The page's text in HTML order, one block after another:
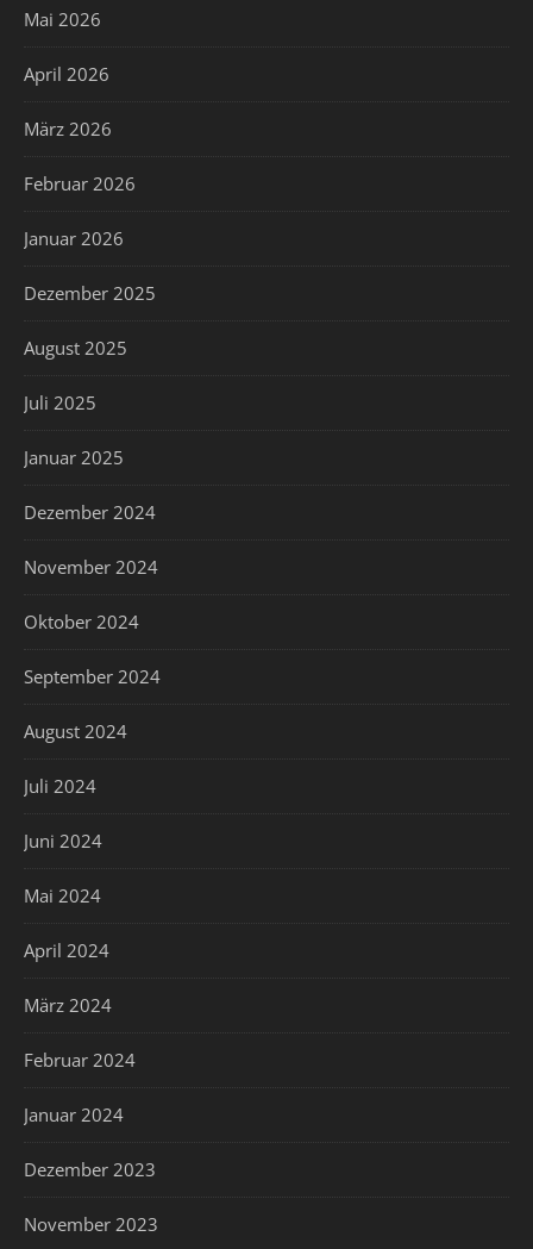
Mai 2026
April 2026
März 2026
Februar 2026
Januar 2026
Dezember 2025
August 2025
Juli 2025
Januar 2025
Dezember 2024
November 2024
Oktober 2024
September 2024
August 2024
Juli 2024
Juni 2024
Mai 2024
April 2024
März 2024
Februar 2024
Januar 2024
Dezember 2023
November 2023